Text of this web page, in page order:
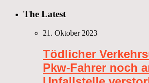
The Latest
21. Oktober 2023
Tödlicher
Pkw-Fahrer noch